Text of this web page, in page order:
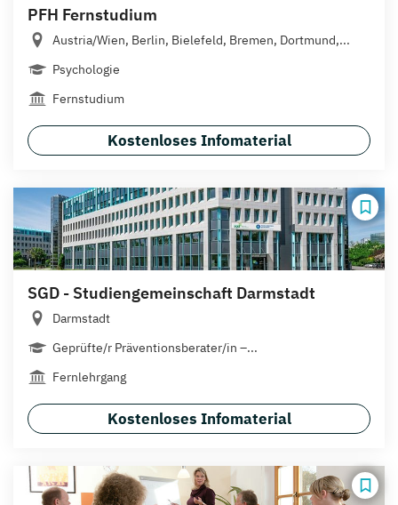
PFH Fernstudium
Austria/Wien, Berlin, Bielefeld, Bremen, Dortmund,...
Psychologie
Fernstudium
Kostenloses Infomaterial
SGD - Studiengemeinschaft Darmstadt
Darmstadt
Geprüfte/r Präventionsberater/in –...
Fernlehrgang
Kostenloses Infomaterial